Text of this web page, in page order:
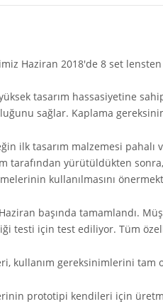
Haziran 2018'de 8 set
tasarım hassasiyetine
sağlar. Kaplama
ilk tasarım malzemesi
tarafından yürütüldükten
kullanılmasını
başında tamamlandı.
testi için test ediliyor. Tüm
kullanım gereksinimlerini tam
prototipi kendileri için